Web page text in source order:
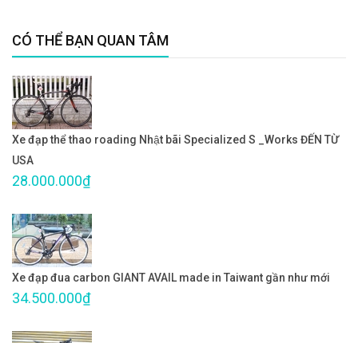
CÓ THỂ BẠN QUAN TÂM
Xe đạp thể thao roading Nhật bãi Specialized S _Works ĐẾN TỪ
USA
28.000.000₫
Xe đạp đua carbon GIANT AVAIL made in Taiwant gần như mới
34.500.000₫